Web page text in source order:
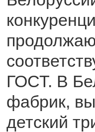
ГОСТ. В
фабрик,
детский